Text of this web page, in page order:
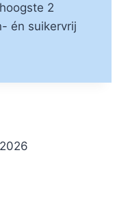
2
én suikervrij